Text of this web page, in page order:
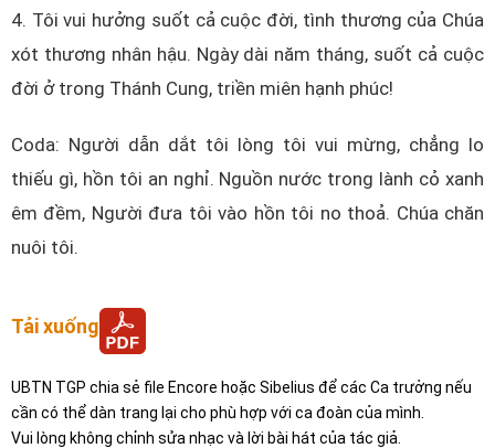
4. Tôi vui hưởng suốt cả cuộc đời, tình thương của Chúa
xót thương nhân hậu. Ngày dài năm tháng, suốt cả cuộc
đời ở trong Thánh Cung, triền miên hạnh phúc!
Coda: Người dẫn dắt tôi lòng tôi vui mừng, chẳng lo
thiếu gì, hồn tôi an nghỉ. Nguồn nước trong lành cỏ xanh
êm đềm, Người đưa tôi vào hồn tôi no thoả. Chúa chăn
nuôi tôi.
Tải xuống
UBTN TGP chia sẻ file Encore hoặc Sibelius để các Ca trưởng nếu
cần có thể dàn trang lại cho phù hợp với ca đoàn của mình.
Vui lòng không chỉnh sửa nhạc và lời bài hát của tác giả.